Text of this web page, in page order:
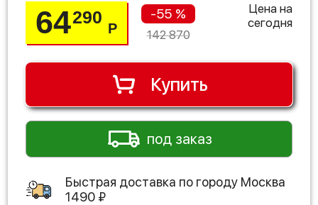
64290
Р
-55 %
142 870
Цена на
сегодня
Купить
под заказ
Быстрая доставка по городу Москва
1490 ₽